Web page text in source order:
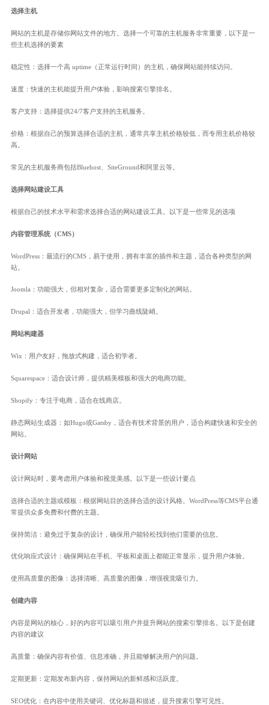
选择主机
网站的主机是存储你网站文件的地方。选择一个可靠的主机服务非常重要，以下是一
些主机选择的要素
稳定性：选择一个高 uptime（正常运行时间）的主机，确保网站能持续访问。
速度：快速的主机能提升用户体验，影响搜索引擎排名。
客户支持：选择提供24/7客户支持的主机服务。
价格：根据自己的预算选择合适的主机，通常共享主机价格较低，而专用主机价格较
高。
常见的主机服务商包括Bluehost、SiteGround和阿里云等。
选择网站建设工具
根据自己的技术水平和需求选择合适的网站建设工具。以下是一些常见的选项
内容管理系统（CMS）
WordPress：最流行的CMS，易于使用，拥有丰富的插件和主题，适合各种类型的网
站。
Joomla：功能强大，但相对复杂，适合需要更多定制化的网站。
Drupal：适合开发者，功能强大，但学习曲线陡峭。
网站构建器
Wix：用户友好，拖放式构建，适合初学者。
Squarespace：适合设计师，提供精美模板和强大的电商功能。
Shopify：专注于电商，适合在线商店。
静态网站生成器：如Hugo或Gatsby，适合有技术背景的用户，适合构建快速和安全的
网站。
设计网站
设计网站时，要考虑用户体验和视觉美感。以下是一些设计要点
选择合适的主题或模板：根据网站目的选择合适的设计风格。WordPress等CMS平台通
常提供众多免费和付费的主题。
保持简洁：避免过于复杂的设计，确保用户能轻松找到他们需要的信息。
优化响应式设计：确保网站在手机、平板和桌面上都能正常显示，提升用户体验。
使用高质量的图像：选择清晰、高质量的图像，增强视觉吸引力。
创建内容
内容是网站的核心，好的内容可以吸引用户并提升网站的搜索引擎排名。以下是创建
内容的建议
高质量：确保内容有价值、信息准确，并且能够解决用户的问题。
定期更新：定期发布新内容，保持网站的新鲜感和活跃度。
SEO优化：在内容中使用关键词、优化标题和描述，提升搜索引擎可见性。